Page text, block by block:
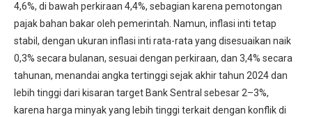
4,6%, di bawah perkiraan 4,4%, sebagian karena pemotongan
pajak bahan bakar oleh pemerintah. Namun, inflasi inti tetap
stabil, dengan ukuran inflasi inti rata-rata yang disesuaikan naik
0,3% secara bulanan, sesuai dengan perkiraan, dan 3,4% secara
tahunan, menandai angka tertinggi sejak akhir tahun 2024 dan
lebih tinggi dari kisaran target Bank Sentral sebesar 2–3%,
karena harga minyak yang lebih tinggi terkait dengan konflik di